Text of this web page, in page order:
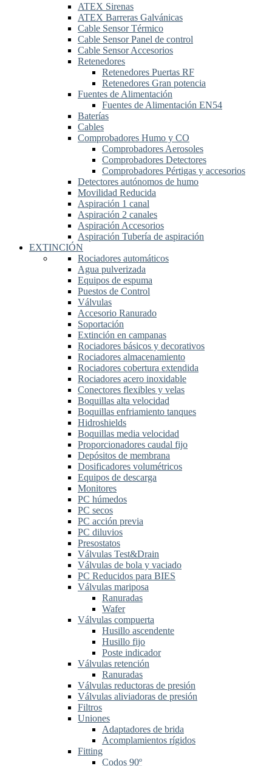
ATEX Sirenas
ATEX Barreras Galvánicas
Cable Sensor Térmico
Cable Sensor Panel de control
Cable Sensor Accesorios
Retenedores
Retenedores Puertas RF
Retenedores Gran potencia
Fuentes de Alimentación
Fuentes de Alimentación EN54
Baterías
Cables
Comprobadores Humo y CO
Comprobadores Aerosoles
Comprobadores Detectores
Comprobadores Pértigas y accesorios
Detectores autónomos de humo
Movilidad Reducida
Aspiración 1 canal
Aspiración 2 canales
Aspiración Accesorios
Aspiración Tubería de aspiración
EXTINCIÓN
Rociadores automáticos
Agua pulverizada
Equipos de espuma
Puestos de Control
Válvulas
Accesorio Ranurado
Soportación
Extinción en campanas
Rociadores básicos y decorativos
Rociadores almacenamiento
Rociadores cobertura extendida
Rociadores acero inoxidable
Conectores flexibles y velas
Boquillas alta velocidad
Boquillas enfriamiento tanques
Hidroshields
Boquillas media velocidad
Proporcionadores caudal fijo
Depósitos de membrana
Dosificadores volumétricos
Equipos de descarga
Monitores
PC húmedos
PC secos
PC acción previa
PC diluvios
Presostatos
Válvulas Test&Drain
Válvulas de bola y vaciado
PC Reducidos para BIES
Válvulas mariposa
Ranuradas
Wafer
Válvulas compuerta
Husillo ascendente
Husillo fijo
Poste indicador
Válvulas retención
Ranuradas
Válvulas reductoras de presión
Válvulas aliviadoras de presión
Filtros
Uniones
Adaptadores de brida
Acomplamientos rígidos
Fitting
Codos 90º